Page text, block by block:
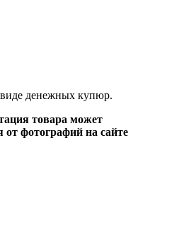
денежных купюр.
товара может
от фотографий на сайте